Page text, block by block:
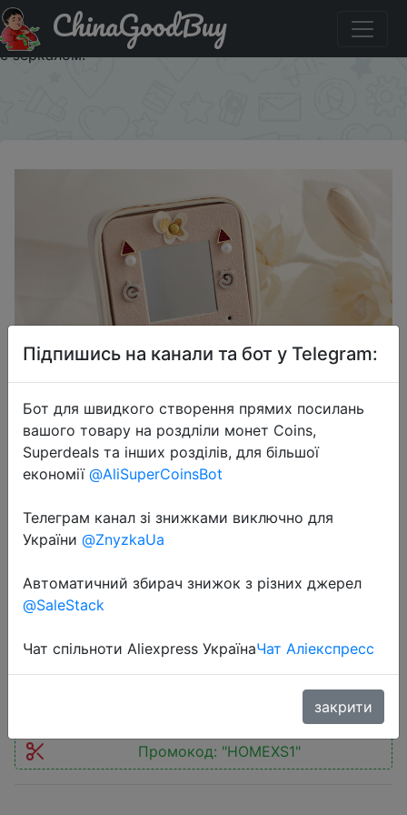
Купити по знижці HOMEXS1 Portable Travel Jewelry Box
with Mirror - компактный бокс для хранения украшений
с зеркалом.
ChinaGoodBuy
2018-12-09
Mirror - компактный бокс для
хранения украшений с зеркалом.
$5.49
Промокод: "HOMEXS1"
Підпишись на канали та бот у Telegram:
Бот для швидкого створення прямих посилань
вашого товару на роздліли монет Coins,
Superdeals та інших розділів, для більшої
економії @AliSuperCoinsBot
Телеграм канал зі знижками виключно для
України @ZnyzkaUa
Автоматичний збирач знижок з різних джерел
@SaleStack
Чат спільноти Aliexpress УкраїнаЧат Аліекспресс
закрити